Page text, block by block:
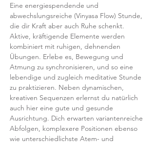
Eine energiespendende und
abwechslungsreiche (Vinyasa Flow) Stunde,
die dir Kraft aber auch Ruhe schenkt.
Aktive, kräftigende Elemente werden
kombiniert mit ruhigen, dehnenden
Übungen. Erlebe es, Bewegung und
Atmung zu synchronisieren, und so eine
lebendige und zugleich meditative Stunde
zu praktizieren. Neben dynamischen,
kreativen Sequenzen erlernst du natürlich
auch hier eine gute und gesunde
Ausrichtung. Dich erwarten variantenreiche
Abfolgen, komplexere Positionen ebenso
wie unterschiedlichste Atem- und